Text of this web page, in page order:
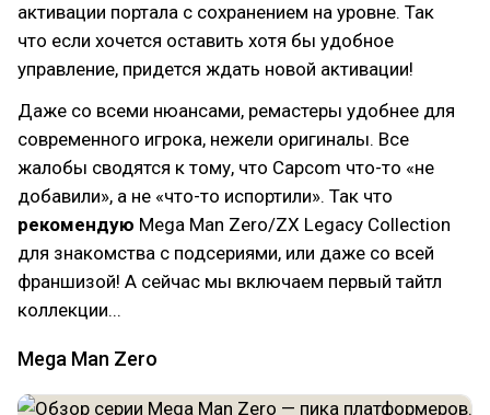
активации портала с сохранением на уровне. Так
что если хочется оставить хотя бы удобное
управление, придется ждать новой активации!
Даже со всеми нюансами, ремастеры удобнее для
современного игрока, нежели оригиналы. Все
жалобы сводятся к тому, что Capcom что-то «не
добавили», а не «что-то испортили». Так что
рекомендую Mega Man Zero/ZX Legacy Collection
для знакомства с подсериями, или даже со всей
франшизой! А сейчас мы включаем первый тайтл
коллекции...
Mega Man Zero